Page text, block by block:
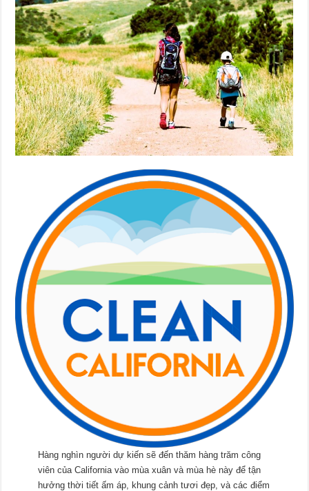
Hàng nghìn người dự kiến ​​sẽ đến thăm hàng trăm công
viên của California vào mùa xuân và mùa hè này để tận
hưởng thời tiết ấm áp, khung cảnh tươi đẹp, và các điểm